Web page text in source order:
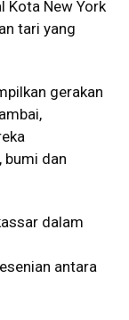
Kota New York
tari yang
gerakan
bumi dan
dalam
antara